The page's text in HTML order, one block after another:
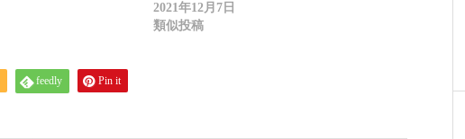
2021年12月7日
類似投稿
feedly Pin it